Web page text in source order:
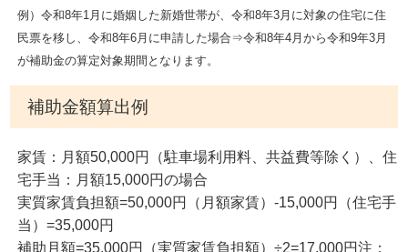
例）令和8年1月に婚姻した新婚世帯が、令和8年3月に対象の住宅に住
民票を移し、令和8年6月に申請した場合⇒令和8年4月から令和9年3月
が補助金の算定対象期間となります。
補助金額算出例
家賃：月額50,000円（駐車場利用料、共益費等除く）、住
宅手当：月額15,000円の場合
実質家賃負担額=50,000円（月額家賃）-15,000円（住宅手
当）=35,000円
補助月額=35,000円（実質家賃負担額）÷2=17,000円注：